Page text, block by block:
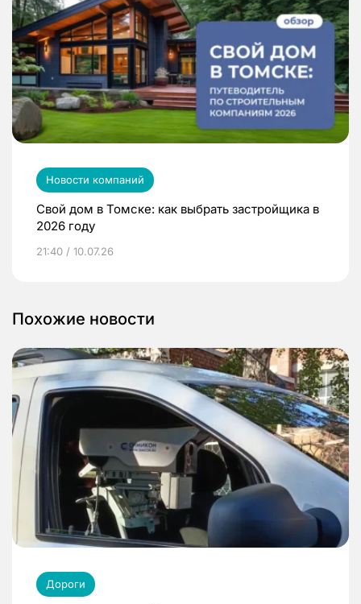
Новости компаний
Свой дом в Томске: как выбрать застройщика в
2026 году
21:40 / 10.07.26
Похожие новости
Дороги